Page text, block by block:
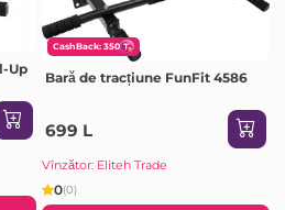
Up
CashBack: 350
Bară de tracțiune FunFit 4586
699 L
Vînzător: Eliteh Trade
0(0)